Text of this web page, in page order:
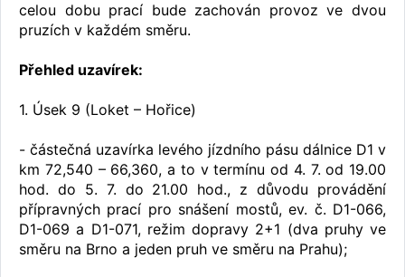
celou dobu prací bude zachován provoz ve dvou
pruzích v každém směru.
Přehled uzavírek:
1. Úsek 9 (Loket – Hořice)
- částečná uzavírka levého jízdního pásu dálnice D1 v
km 72,540 – 66,360, a to v termínu od 4. 7. od 19.00
hod. do 5. 7. do 21.00 hod., z důvodu provádění
přípravných prací pro snášení mostů, ev. č. D1-066,
D1-069 a D1-071, režim dopravy 2+1 (dva pruhy ve
směru na Brno a jeden pruh ve směru na Prahu);